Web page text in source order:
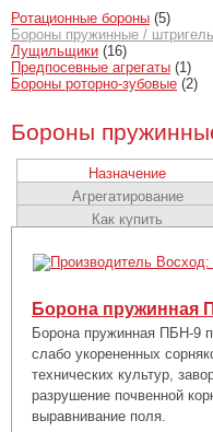
Ротационные бороны (5)
Бороны пружинные /
Лущильщики (16)
Предпосевные агрегаты (1)
Бороны роторно-зубовые (2)
Бороны
Назначение
Агрегатирование
Как купить
Борона пружинная
Борона пружинная ПБН-9
слабо укорененных
технических культур,
разрушение почвенной
выравнивание поля.